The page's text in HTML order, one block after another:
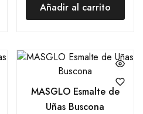
Añadir al carrito
MASGLO Esmalte de
Uñas Buscona